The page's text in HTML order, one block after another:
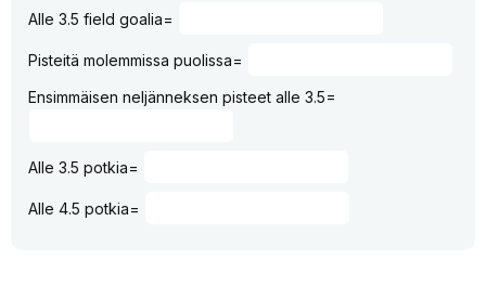
Alle 3.5 field goalia=
Pisteitä molemmissa puolissa=
Ensimmäisen neljänneksen pisteet alle 3.5=
Alle 3.5 potkia=
Alle 4.5 potkia=